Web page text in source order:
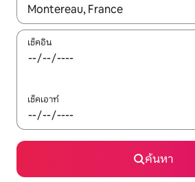
ใช้ลูกศรขึ้นลง หรือใช้การสัมผัสหรือปัด เ
เช็คอิน
เช็คเอาท์
ค้นหา